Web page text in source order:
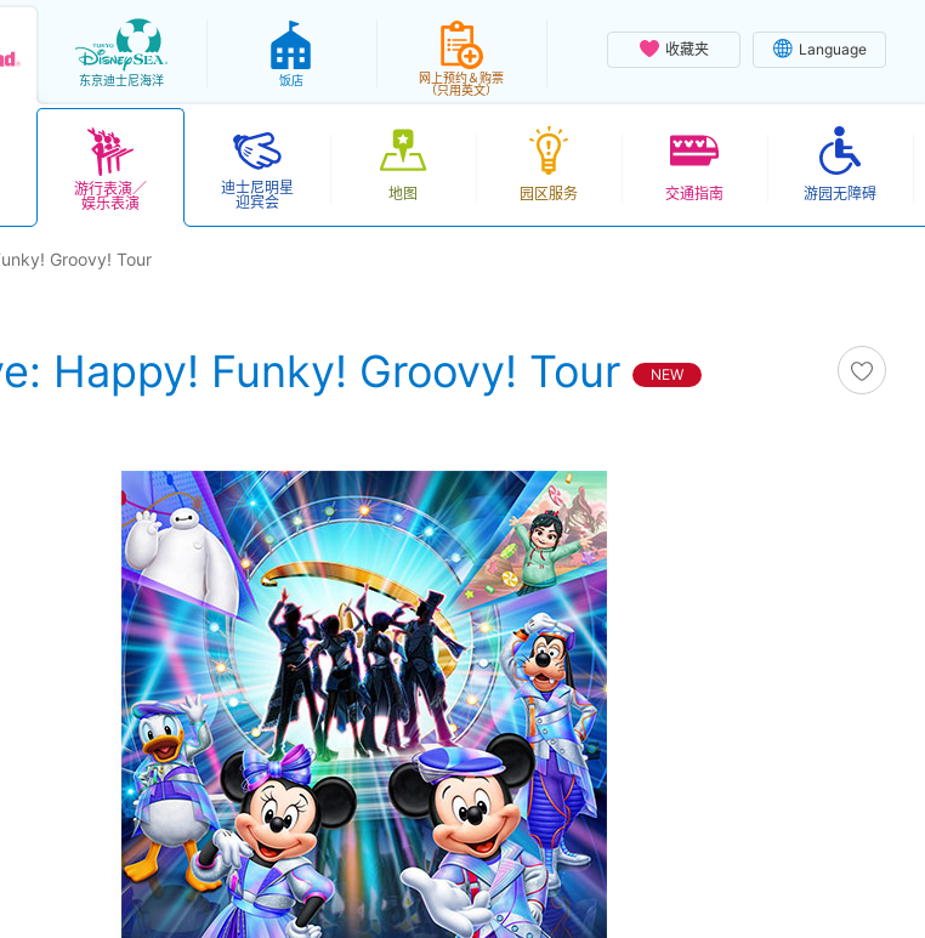
收藏夹 Language
东京迪士尼海洋 饭店
网上预约＆购票
（只用英文）
游行表演／
娱乐表演
迪士尼明星
迎宾会
地图 园区服务 交通指南 游园无障碍
Groovy! Tour
Happy! Funky! Groovy! Tour NEW